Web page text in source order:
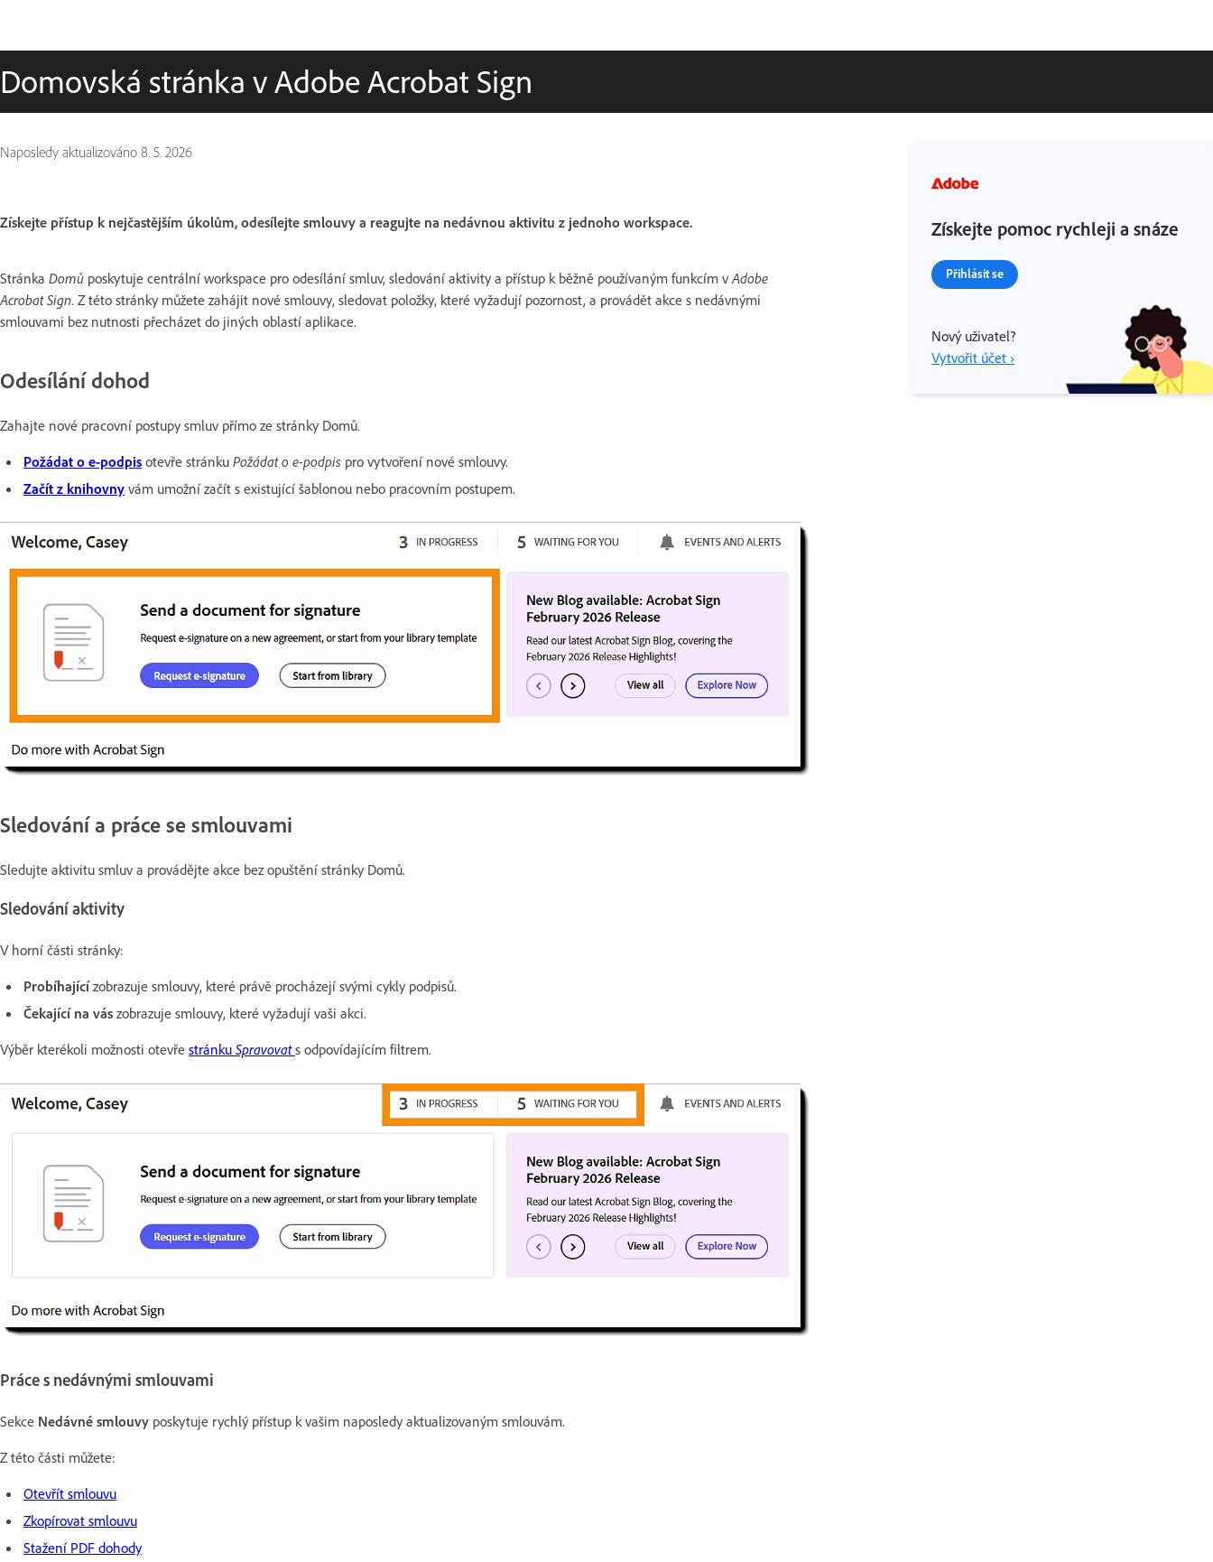
Domovská stránka v Adobe Acrobat Sign
Naposledy aktualizováno 8. 5. 2026
Získejte přístup k nejčastějším úkolům, odesílejte smlouvy a reagujte na nedávnou aktivitu z jednoho workspace.
Stránka Domů poskytuje centrální workspace pro odesílání smluv, sledování aktivity a přístup k běžně používaným funkcím v Adobe
Acrobat Sign. Z této stránky můžete zahájit nové smlouvy, sledovat položky, které vyžadují pozornost, a provádět akce s nedávnými
smlouvami bez nutnosti přecházet do jiných oblastí aplikace.
Odesílání dohod
Zahajte nové pracovní postupy smluv přímo ze stránky Domů.
Požádat o e-podpis otevře stránku Požádat o e-podpis pro vytvoření nové smlouvy.
Začít z knihovny vám umožní začít s existující šablonou nebo pracovním postupem.
Sledování a práce se smlouvami
Sledujte aktivitu smluv a provádějte akce bez opuštění stránky Domů.
Sledování aktivity
V horní části stránky:
Probíhajícízobrazuje smlouvy, které právě procházejí svými cykly podpisů.
Čekající na vás zobrazuje smlouvy, které vyžadují vaši akci.
Výběr kterékoli možnosti otevře stránku Spravovats odpovídajícím filtrem.
Práce s nedávnými smlouvami
Sekce Nedávné smlouvy poskytuje rychlý přístup k vašim naposledy aktualizovaným smlouvám.
Z této části můžete:
Otevřít smlouvu
Zkopírovat smlouvu
Stažení PDF dohody
Získejte pomoc rychleji a snáze
Přihlásit se
Nový uživatel?
Vytvořit účet ›